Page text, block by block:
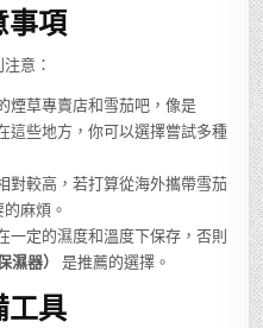
事項
意：
煙草專賣店和雪茄吧，像是
這些地方，你可以選擇嘗試多種
對較高，若打算從海外攜帶雪茄
麻煩。
一定的濕度和溫度下保存，否則
器） 是推薦的選擇。
工具